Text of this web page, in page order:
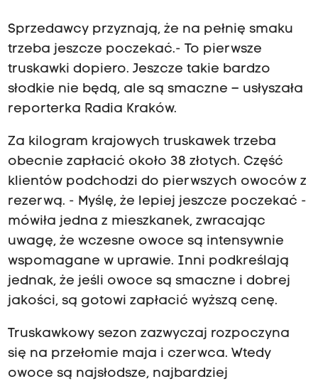
Sprzedawcy przyznają, że na pełnię smaku
trzeba jeszcze poczekać.- To pierwsze
truskawki dopiero. Jeszcze takie bardzo
słodkie nie będą, ale są smaczne – usłyszała
reporterka Radia Kraków.
Za kilogram krajowych truskawek trzeba
obecnie zapłacić około 38 złotych. Część
klientów podchodzi do pierwszych owoców z
rezerwą. - Myślę, że lepiej jeszcze poczekać -
mówiła jedna z mieszkanek, zwracając
uwagę, że wczesne owoce są intensywnie
wspomagane w uprawie. Inni podkreślają
jednak, że jeśli owoce są smaczne i dobrej
jakości, są gotowi zapłacić wyższą cenę.
Truskawkowy sezon zazwyczaj rozpoczyna
się na przełomie maja i czerwca. Wtedy
owoce są najsłodsze, najbardziej